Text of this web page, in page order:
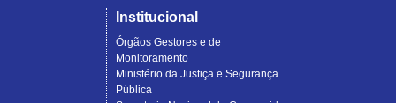
Institucional
Órgãos Gestores e de
Monitoramento
Ministério da Justiça e Segurança
Pública